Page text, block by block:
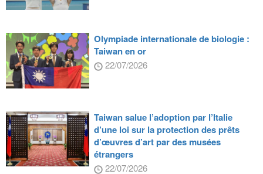
Olympiade internationale de biologie :
Taiwan en or
22/07/2026
Taiwan salue l’adoption par l’Italie
d’une loi sur la protection des prêts
d’œuvres d’art par des musées
étrangers
22/07/2026